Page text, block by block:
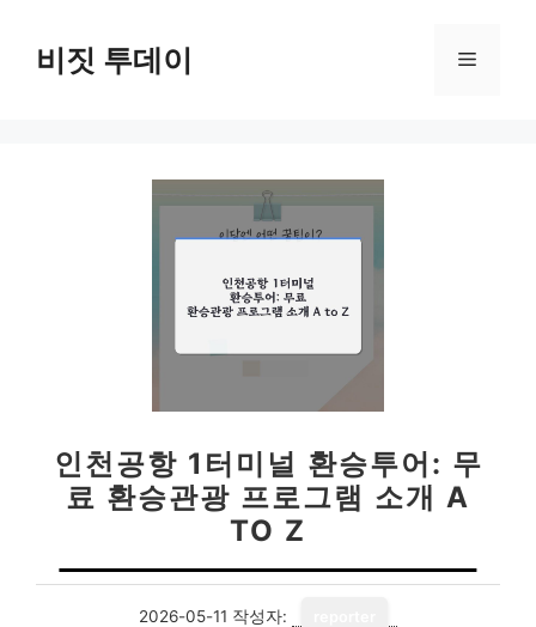
비짓 투데이 메
인천공항 1터미널 환승투어: 무
료 환승관광 프로그램 소개 A
TO Z
2026-05-11 작성자: